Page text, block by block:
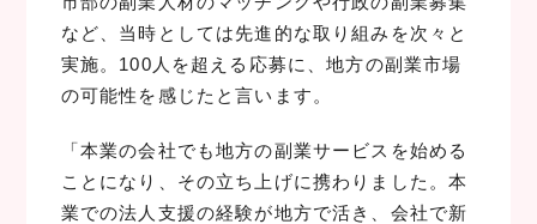
など、当時としては先進的な取り組みを次々と
実施。100人を超える応募に、地方の副業市場
の可能性を感じたと言います。
「本業の会社でも地方の副業サービスを始める
ことになり、その立ち上げに携わりました。本
業での法人支援の経験が地方で活き、会社で新